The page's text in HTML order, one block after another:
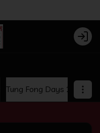
Login
Tung Fong Days 2x1